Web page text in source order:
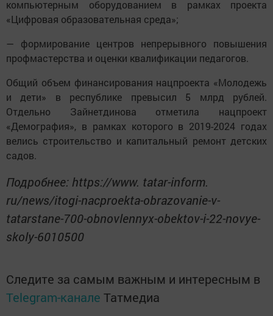
компьютерным оборудованием в рамках проекта
«Цифровая образовательная среда»;
— формирование центров непрерывного повышения
профмастерства и оценки квалификации педагогов.
Общий объем финансирования нацпроекта «Молодежь
и дети» в республике превысил 5 млрд рублей.
Отдельно Зайнетдинова отметила нацпроект
«Демография», в рамках которого в 2019-2024 годах
велись строительство и капитальный ремонт детских
садов.
Подробнее: https://www. tatar-inform.
ru/news/itogi-nacproekta-obrazovanie-v-
tatarstane-700-obnovlennyx-obektov-i-22-novye-
skoly-6010500
Следите за самым важным и интересным в
Telegram-канале Татмедиа